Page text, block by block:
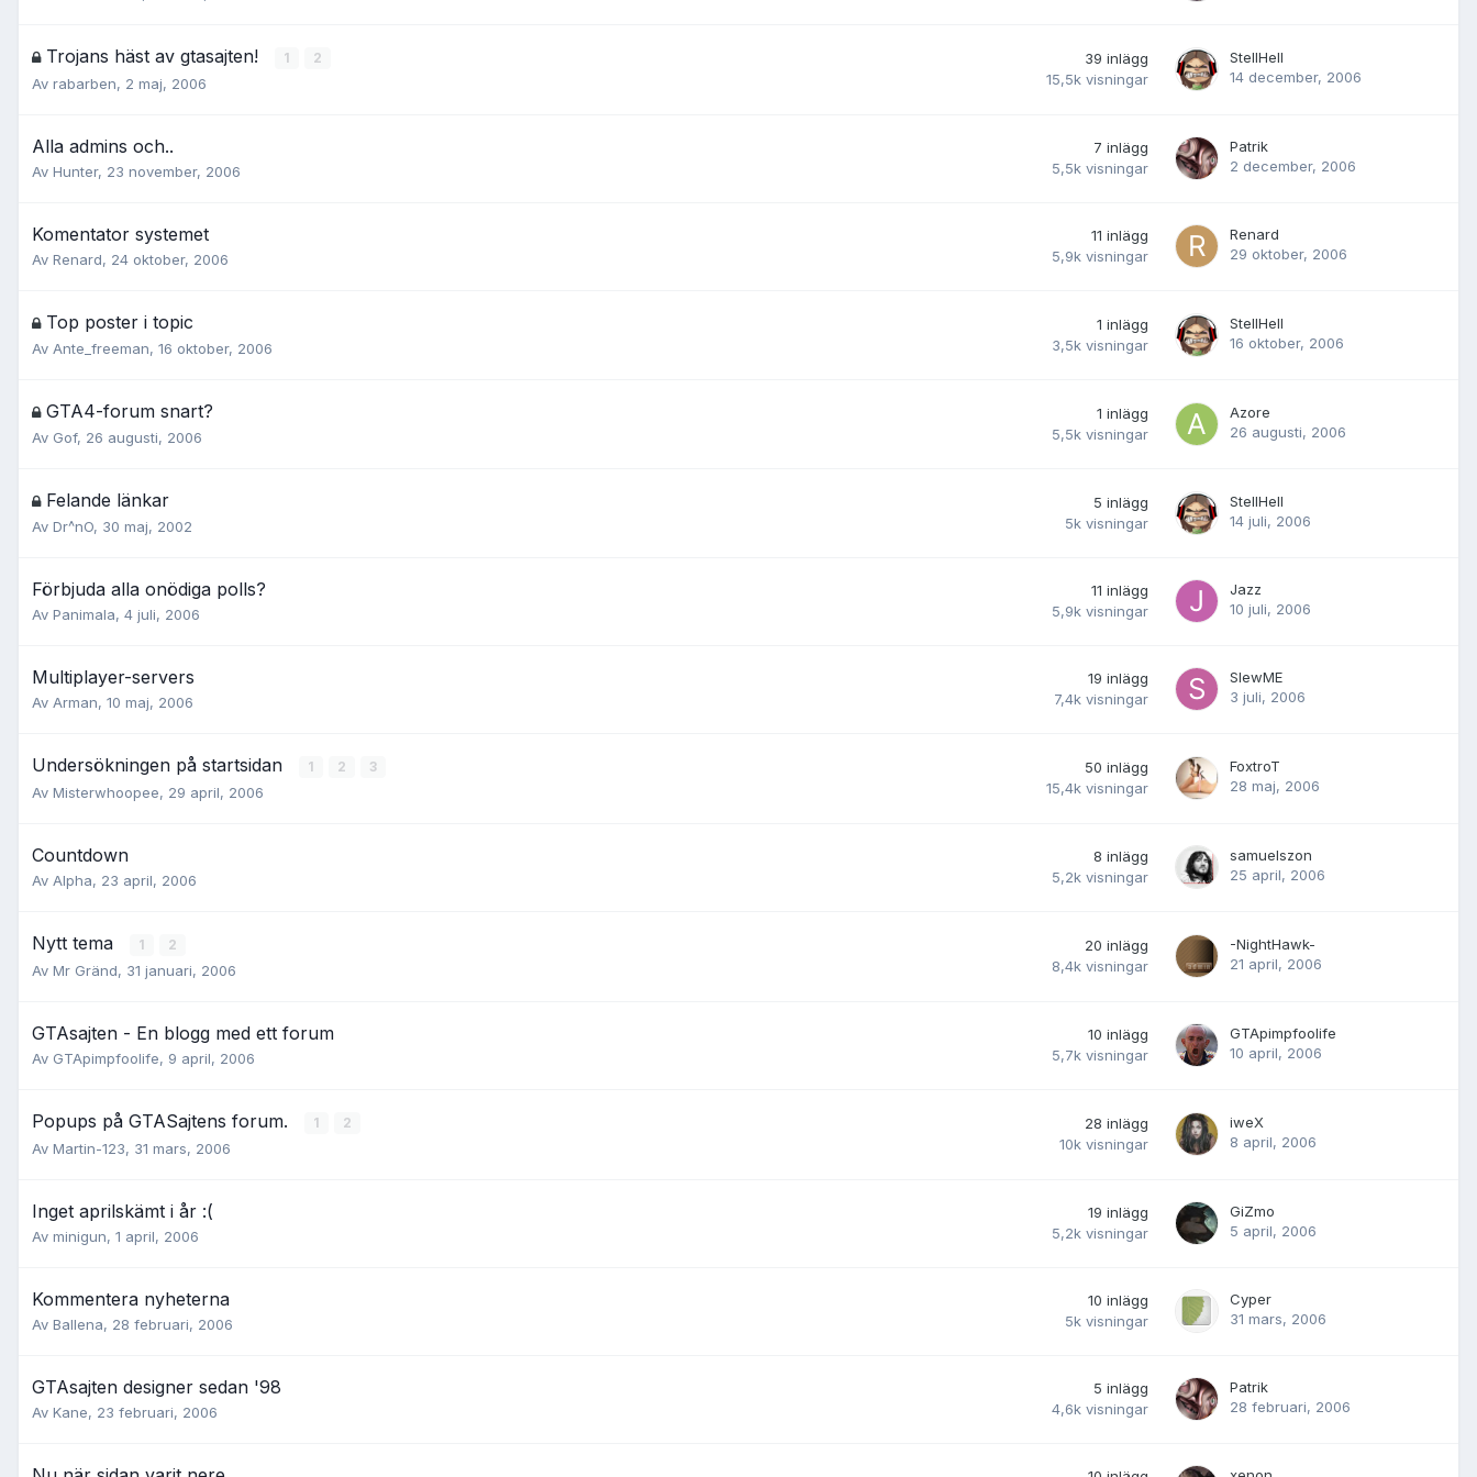
Trojans häst av gtasajten! 1 2
Av rabarben, 2 maj, 2006
39 inlägg
15,5k visningar
StellHell
14 december, 2006
Alla admins och..
Av Hunter, 23 november, 2006
7 inlägg
5,5k visningar
Patrik
2 december, 2006
Komentator systemet
Av Renard, 24 oktober, 2006
11 inlägg
5,9k visningar
Renard
29 oktober, 2006
Top poster i topic
Av Ante_freeman, 16 oktober, 2006
1 inlägg
3,5k visningar
StellHell
16 oktober, 2006
GTA4-forum snart?
Av Gof, 26 augusti, 2006
1 inlägg
5,5k visningar
Azore
26 augusti, 2006
Felande länkar
Av Dr^nO, 30 maj, 2002
5 inlägg
5k visningar
StellHell
14 juli, 2006
Förbjuda alla onödiga polls?
Av Panimala, 4 juli, 2006
11 inlägg
5,9k visningar
Jazz
10 juli, 2006
Multiplayer-servers
Av Arman, 10 maj, 2006
19 inlägg
7,4k visningar
SlewME
3 juli, 2006
Undersökningen på startsidan 1 2 3
Av Misterwhoopee, 29 april, 2006
50 inlägg
15,4k visningar
FoxtroT
28 maj, 2006
Countdown
Av Alpha, 23 april, 2006
8 inlägg
5,2k visningar
samuelszon
25 april, 2006
Nytt tema 1 2
Av Mr Gränd, 31 januari, 2006
20 inlägg
8,4k visningar
-NightHawk-
21 april, 2006
GTAsajten - En blogg med ett forum
Av GTApimpfoolife, 9 april, 2006
10 inlägg
5,7k visningar
GTApimpfoolife
10 april, 2006
Popups på GTASajtens forum. 1 2
Av Martin-123, 31 mars, 2006
28 inlägg
10k visningar
iweX
8 april, 2006
Inget aprilskämt i år :(
Av minigun, 1 april, 2006
19 inlägg
5,2k visningar
GiZmo
5 april, 2006
Kommentera nyheterna
Av Ballena, 28 februari, 2006
10 inlägg
5k visningar
Cyper
31 mars, 2006
GTAsajten designer sedan '98
Av Kane, 23 februari, 2006
5 inlägg
4,6k visningar
Patrik
28 februari, 2006